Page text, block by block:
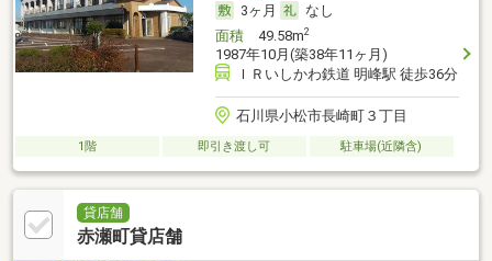
3ヶ月
なし
面積49.58m2
1987年10月(築38年11ヶ月)
ＩＲいしかわ鉄道 明峰駅 徒歩36分
石川県小松市長崎町３丁目
1階 即引き渡し可 駐車場(近隣含)
貸店舗
赤瀬町貸店舗